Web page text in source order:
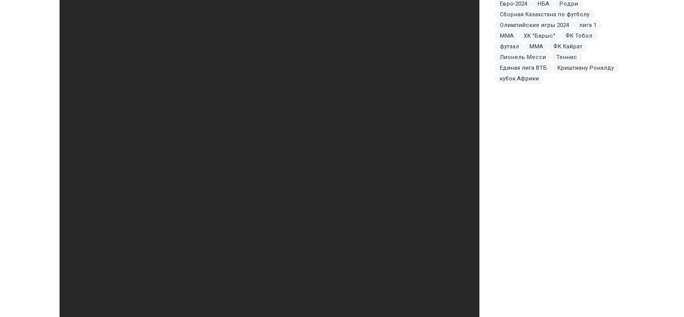
Евро-2024
НБА
Родри
Сборная Казахстана по футболу
Олимпийские игры 2024
лига 1
MMA
ХК "Барыс"
ФК Тобол
футзал
ММА
ФК Кайрат
Лионель Месси
Теннис
Единая лига ВТБ
Криштиану Роналду
кубок Африки